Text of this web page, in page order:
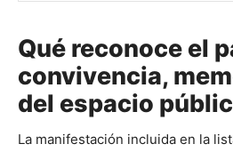
Qué reconoce el
convivencia,
del espacio
La manifestación incluida en la